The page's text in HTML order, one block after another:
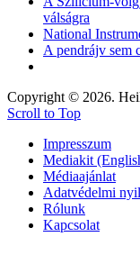
válságra
National
A pendrájv sem
Copyright © 2026.
Scroll to Top
Impresszum
Mediakit
Médiaajánlat
Adatvédelmi
Rólunk
Kapcsolat